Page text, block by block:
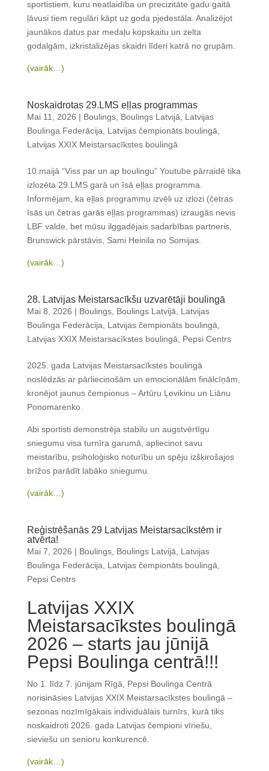
sportistiem, kuru neatlaidība un precizitāte gadu gaitā
ļāvusi tiem regulāri kāpt uz goda pjedestāla. Analizējot
jaunākos datus par medaļu kopskaitu un zelta
godalgām, izkristalizējas skaidri līderi katrā no grupām.
(vairāk…)
Noskaidrotas 29.LMS eļļas programmas
Mai 11, 2026 | Boulings, Boulings Latvijā
Latvijas
Boulinga Federācija
Latvijas čempionāts boulingā
Latvijas XXIX Meistarsacīkstes boulingā
10.maijā “Viss par un ap boulingu” Youtube pārraidē tika
izlozēta 29.LMS garā un īsā eļļas programma.
Informējam, ka eļļas programmu izvēli uz izlozi (četras
īsās un četras garās eļļas programmas) izraugās nevis
LBF valde, bet mūsu ilggadējais sadarbības partneris,
Brunswick pārstāvis, Sami Heinila no Somijas.
(vairāk…)
28. Latvijas Meistarsacīkšu uzvarētāji boulingā
Mai 8, 2026 | Boulings, Boulings Latvijā
Latvijas
Boulinga Federācija
Latvijas čempionāts boulingā
Latvijas XXIX Meistarsacīkstes boulingā
Pepsi Centrs
2025. gada Latvijas Meistarsacīkstes boulingā
noslēdzās ar pārliecinošām un emocionālām finālcīņām,
kronējot jaunus čempionus – Artūru Ļevikinu un Liānu
Ponomarenko.
Abi sportisti demonstrēja stabilu un augstvērtīgu
sniegumu visa turnīra garumā, apliecinot savu
meistarību, psiholoģisko noturību un spēju izšķirošajos
brīžos parādīt labāko sniegumu.
(vairāk…)
Reģistrēšanās 29 Latvijas Meistarsacīkstēm ir
atvērta!
Mai 7, 2026 | Boulings, Boulings Latvijā
Latvijas
Boulinga Federācija
Latvijas čempionāts boulingā
Pepsi Centrs
Latvijas XXIX
Meistarsacīkstes boulingā
2026 – starts jau jūnijā
Pepsi Boulinga centrā!!!
No 1. līdz 7. jūnijam Rīgā, Pepsi Boulinga Centrā
norisināsies Latvijas XXIX Meistarsacīkstes boulingā –
sezonas nozīmīgākais individuālais turnīrs, kurā tiks
noskaidroti 2026. gada Latvijas čempioni vīriešu,
sieviešu un senioru konkurencē.
(vairāk…)